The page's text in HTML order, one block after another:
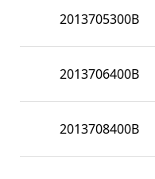
2013705300B
2013706400B
2013708400B